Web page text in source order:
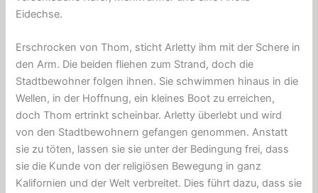
Eidechse.
Erschrocken von Thom, sticht Arletty ihm mit der Schere in
den Arm. Die beiden fliehen zum Strand, doch die
Stadtbewohner folgen ihnen. Sie schwimmen hinaus in die
Wellen, in der Hoffnung, ein kleines Boot zu erreichen,
doch Thom ertrinkt scheinbar. Arletty überlebt und wird
von den Stadtbewohnern gefangen genommen. Anstatt
sie zu töten, lassen sie sie unter der Bedingung frei, dass
sie die Kunde von der religiösen Bewegung in ganz
Kalifornien und der Welt verbreitet. Dies führt dazu, dass sie